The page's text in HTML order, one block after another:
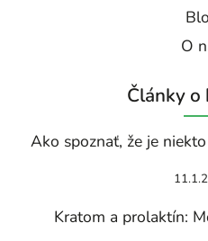
O
Články
Ako spoznať, že je
Kratom a prolaktín: